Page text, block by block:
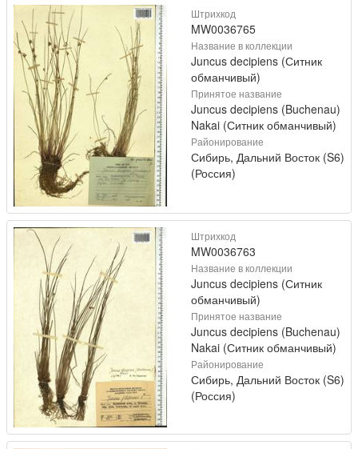
Штрихкод
MW0036765
Название в коллекции
Juncus decipiens (Ситник
обманчивый)
Принятое название
Juncus decipiens (Buchenau)
Nakai (Ситник обманчивый)
Районирование
Сибирь, Дальний Восток (S6)
(Россия)
Штрихкод
MW0036763
Название в коллекции
Juncus decipiens (Ситник
обманчивый)
Принятое название
Juncus decipiens (Buchenau)
Nakai (Ситник обманчивый)
Районирование
Сибирь, Дальний Восток (S6)
(Россия)